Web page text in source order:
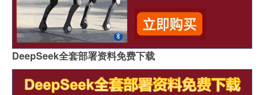
DeepSeek全套部署资料免费下载